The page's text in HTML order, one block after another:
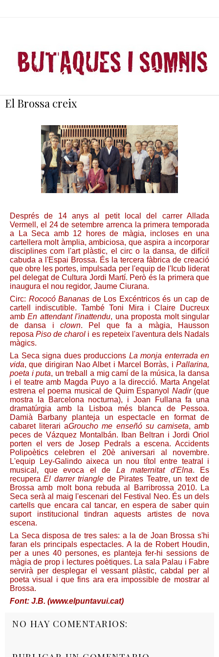
El Brossa creix
Després de 14 anys al petit local del carrer Allada
Vermell, el 24 de setembre arrenca la primera temporada
a La Seca amb 12 hores de màgia, incloses en una
cartellera molt àmplia, ambiciosa, que aspira a incorporar
disciplines com l'art plàstic, el circ o la dansa, de difícil
cabuda a l'Espai Brossa. És la tercera fàbrica de creació
que obre les portes, impulsada per l'equip de l'Icub liderat
pel delegat de Cultura Jordi Martí. Però és la primera que
inaugura el nou regidor, Jaume Ciurana.
Circ: Rococó Bananas de Los Excéntricos és un cap de
cartell indiscutible. També Toni Mira i Claire Ducreux
ambEn attendant l'inattendu, una proposta molt singular
de dansa i clown. Pel que fa a màgia, Hausson
reposaPiso de charol i es repeteix l'aventura dels Nadals
màgics.
La Seca signa dues produccions La monja enterrada en
vida, que dirigiran Nao Albet i Marcel Borràs, i Pallarina,
poeta i puta, un treball a mig camí de la música, la dansa
i el teatre amb Magda Puyo a la direcció. Marta Angelat
estrena el poema musical de Quim Espanyol Nadir(que
mostra la Barcelona nocturna), i Joan Fullana fa una
dramatúrgia amb la Lisboa més blanca de Pessoa.
Damià Barbany planteja un espectacle en format de
cabaret literari aGroucho me enseñó su camiseta, amb
peces de Vázquez Montalbán. Iban Beltran i Jordi Oriol
porten el vers de Josep Pedrals a escena. Accidents
Polipoètics celebren el 20è aniversari al novembre.
L'equip Ley-Galindo aixeca un nou títol entre teatral i
musical, que evoca el de La maternitat d'Elna. Es
recuperaEl darrer triangle de Pirates Teatre, un text de
Brossa amb molt bona rebuda al Barribrossa 2010. La
Seca serà al maig l'escenari del Festival Neo. És un dels
cartells que encara cal tancar, en espera de saber quin
suport institucional tindran aquests artistes de nova
escena.
La Seca disposa de tres sales: a la de Joan Brossa s'hi
faran els principals espectacles. A la de Robert Houdin,
per a unes 40 persones, es planteja fer-hi sessions de
màgia de prop i lectures poètiques. La sala Palau i Fabre
servirà per desplegar el vessant plàstic, cabdal per al
poeta visual i que fins ara era impossible de mostrar al
Brossa.
Font: J.B. (www.elpuntavui.cat)
NO HAY COMENTARIOS: